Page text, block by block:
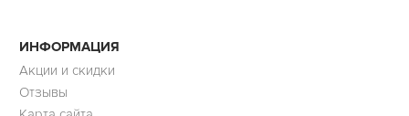
ИНФОРМАЦИЯ
Акции и скидки
Отзывы